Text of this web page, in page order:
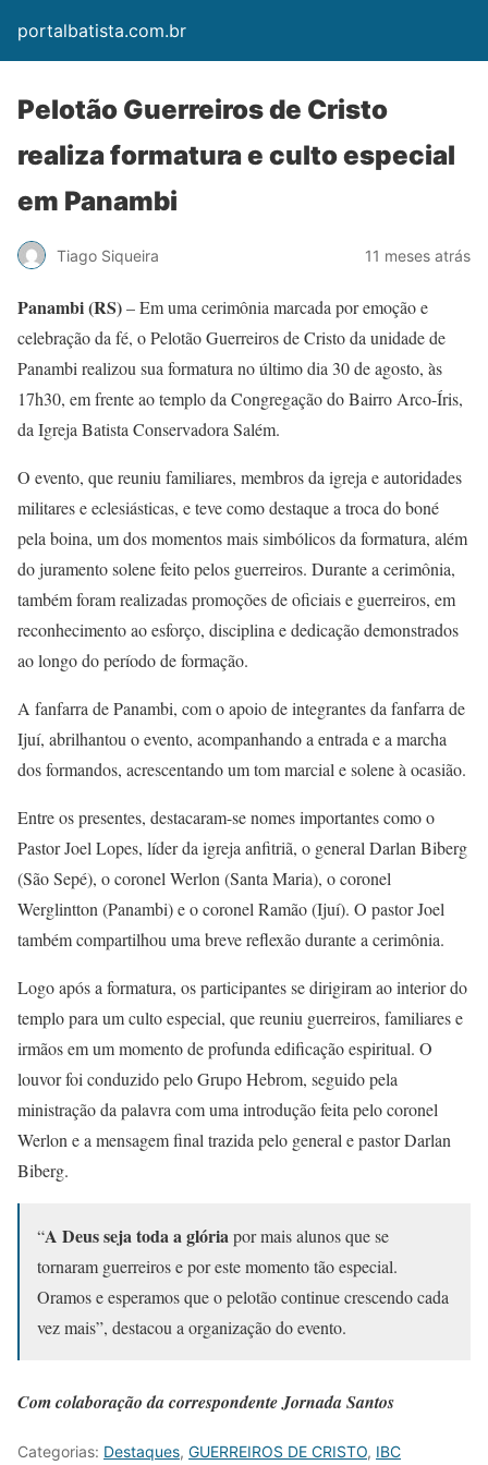
portalbatista.com.br
Pelotão Guerreiros de Cristo
realiza formatura e culto especial
em Panambi
Tiago Siqueira 11 meses atrás
Panambi (RS)– Em uma cerimônia marcada por emoção e
celebração da fé, o Pelotão Guerreiros de Cristo da unidade de
Panambi realizou sua formatura no último dia 30 de agosto, às
17h30, em frente ao templo da Congregação do Bairro Arco-Íris,
da Igreja Batista Conservadora Salém.
O evento, que reuniu familiares, membros da igreja e autoridades
militares e eclesiásticas, e teve como destaque a troca do boné
pela boina, um dos momentos mais simbólicos da formatura, além
do juramento solene feito pelos guerreiros. Durante a cerimônia,
também foram realizadas promoções de oficiais e guerreiros, em
reconhecimento ao esforço, disciplina e dedicação demonstrados
ao longo do período de formação.
A fanfarra de Panambi, com o apoio de integrantes da fanfarra de
Ijuí, abrilhantou o evento, acompanhando a entrada e a marcha
dos formandos, acrescentando um tom marcial e solene à ocasião.
Entre os presentes, destacaram-se nomes importantes como o
Pastor Joel Lopes, líder da igreja anfitriã, o general Darlan Biberg
(São Sepé), o coronel Werlon (Santa Maria), o coronel
Werglintton (Panambi) e o coronel Ramão (Ijuí). O pastor Joel
também compartilhou uma breve reflexão durante a cerimônia.
Logo após a formatura, os participantes se dirigiram ao interior do
templo para um culto especial, que reuniu guerreiros, familiares e
irmãos em um momento de profunda edificação espiritual. O
louvor foi conduzido pelo Grupo Hebrom, seguido pela
ministração da palavra com uma introdução feita pelo coronel
Werlon e a mensagem final trazida pelo general e pastor Darlan
Biberg.
“A Deus seja toda a glóriapor mais alunos que se
tornaram guerreiros e por este momento tão especial.
Oramos e esperamos que o pelotão continue crescendo cada
vez mais”, destacou a organização do evento.
Com colaboração da correspondente Jornada Santos
Categorias: Destaques, GUERREIROS DE CRISTO, IBC